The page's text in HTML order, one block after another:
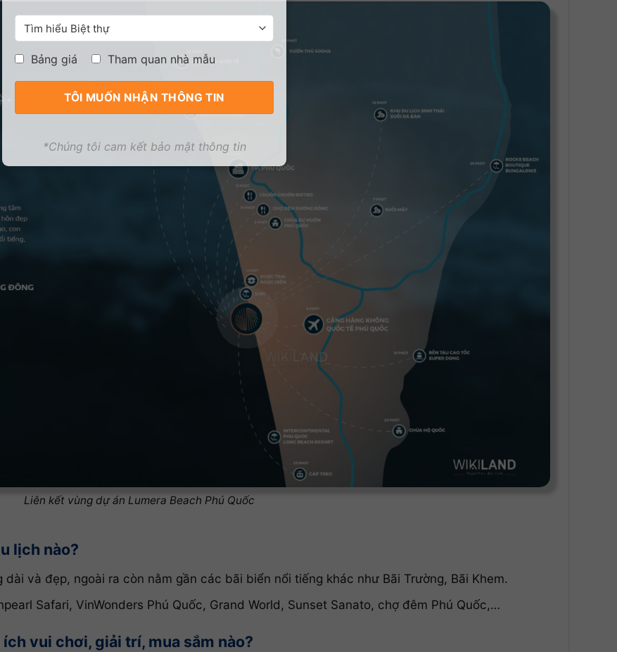
Liên kết vùng dự án Lumera Beach Phú Quốc
lịch nào?
và đẹp, ngoài ra còn nằm gần các bãi biển nổi tiếng khác như Bãi Trường, Bãi Khem.
Safari, VinWonders Phú Quốc, Grand World, Sunset Sanato, chợ đêm Phú Quốc,…
vui chơi, giải trí, mua sắm nào?
Bảng giá Tham quan nhà mẫu
*Chúng tôi cam kết bảo mật thông tin